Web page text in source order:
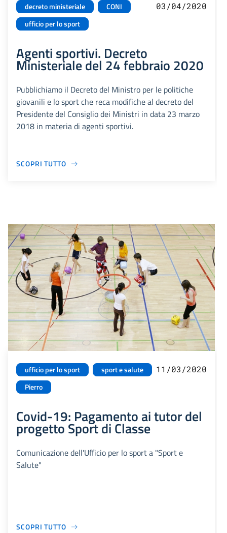
decreto ministeriale
CONI
ufficio per lo sport
03/04/2020
Agenti sportivi. Decreto
Ministeriale del 24 febbraio 2020
Pubblichiamo il Decreto del Ministro per le politiche
giovanili e lo sport che reca modifiche al decreto del
Presidente del Consiglio dei Ministri in data 23 marzo
2018 in materia di agenti sportivi.
SCOPRI TUTTO
ufficio per lo sport
sport e salute
Pierro
11/03/2020
Covid-19: Pagamento ai tutor del
progetto Sport di Classe
Comunicazione dell'Ufficio per lo sport a "Sport e
Salute"
SCOPRI TUTTO